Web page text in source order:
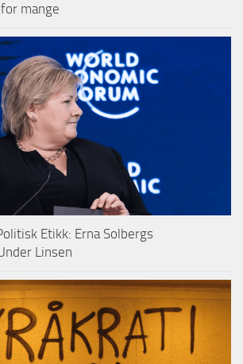
mange
Etikk: Erna Solbergs
Linsen